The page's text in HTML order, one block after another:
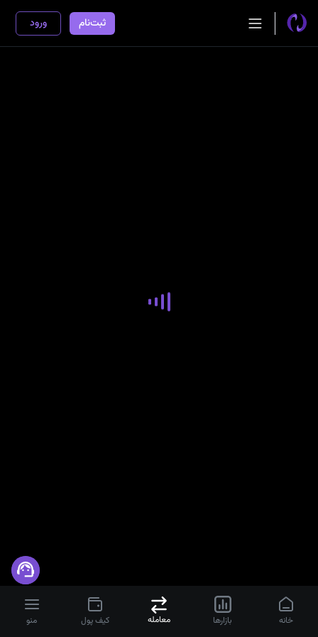
ثبت‌نام ورود
خانه بازار‌ها معامله کیف پول منو